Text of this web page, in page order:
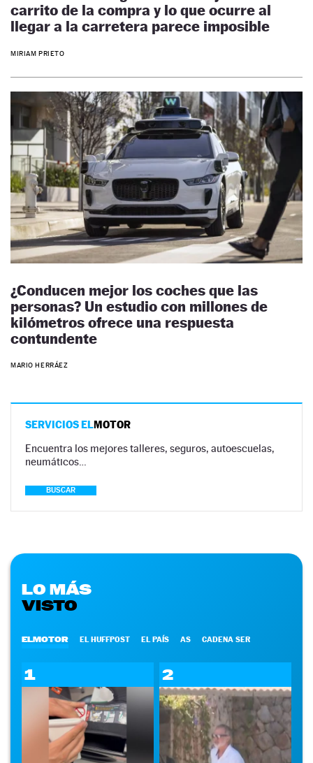
carrito de la compra y lo que ocurre al
llegar a la carretera parece imposible
MIRIAM PRIETO
¿Conducen mejor los coches que las
personas? Un estudio con millones de
kilómetros ofrece una respuesta
contundente
MARIO HERRÁEZ
SERVICIOS ELMOTOR
Encuentra los mejores talleres, seguros, autoescuelas,
neumáticos…
BUSCAR
LO MÁS
VISTO
ELMOTOR EL HUFFPOST EL PAÍS AS CADENA SER
1 2